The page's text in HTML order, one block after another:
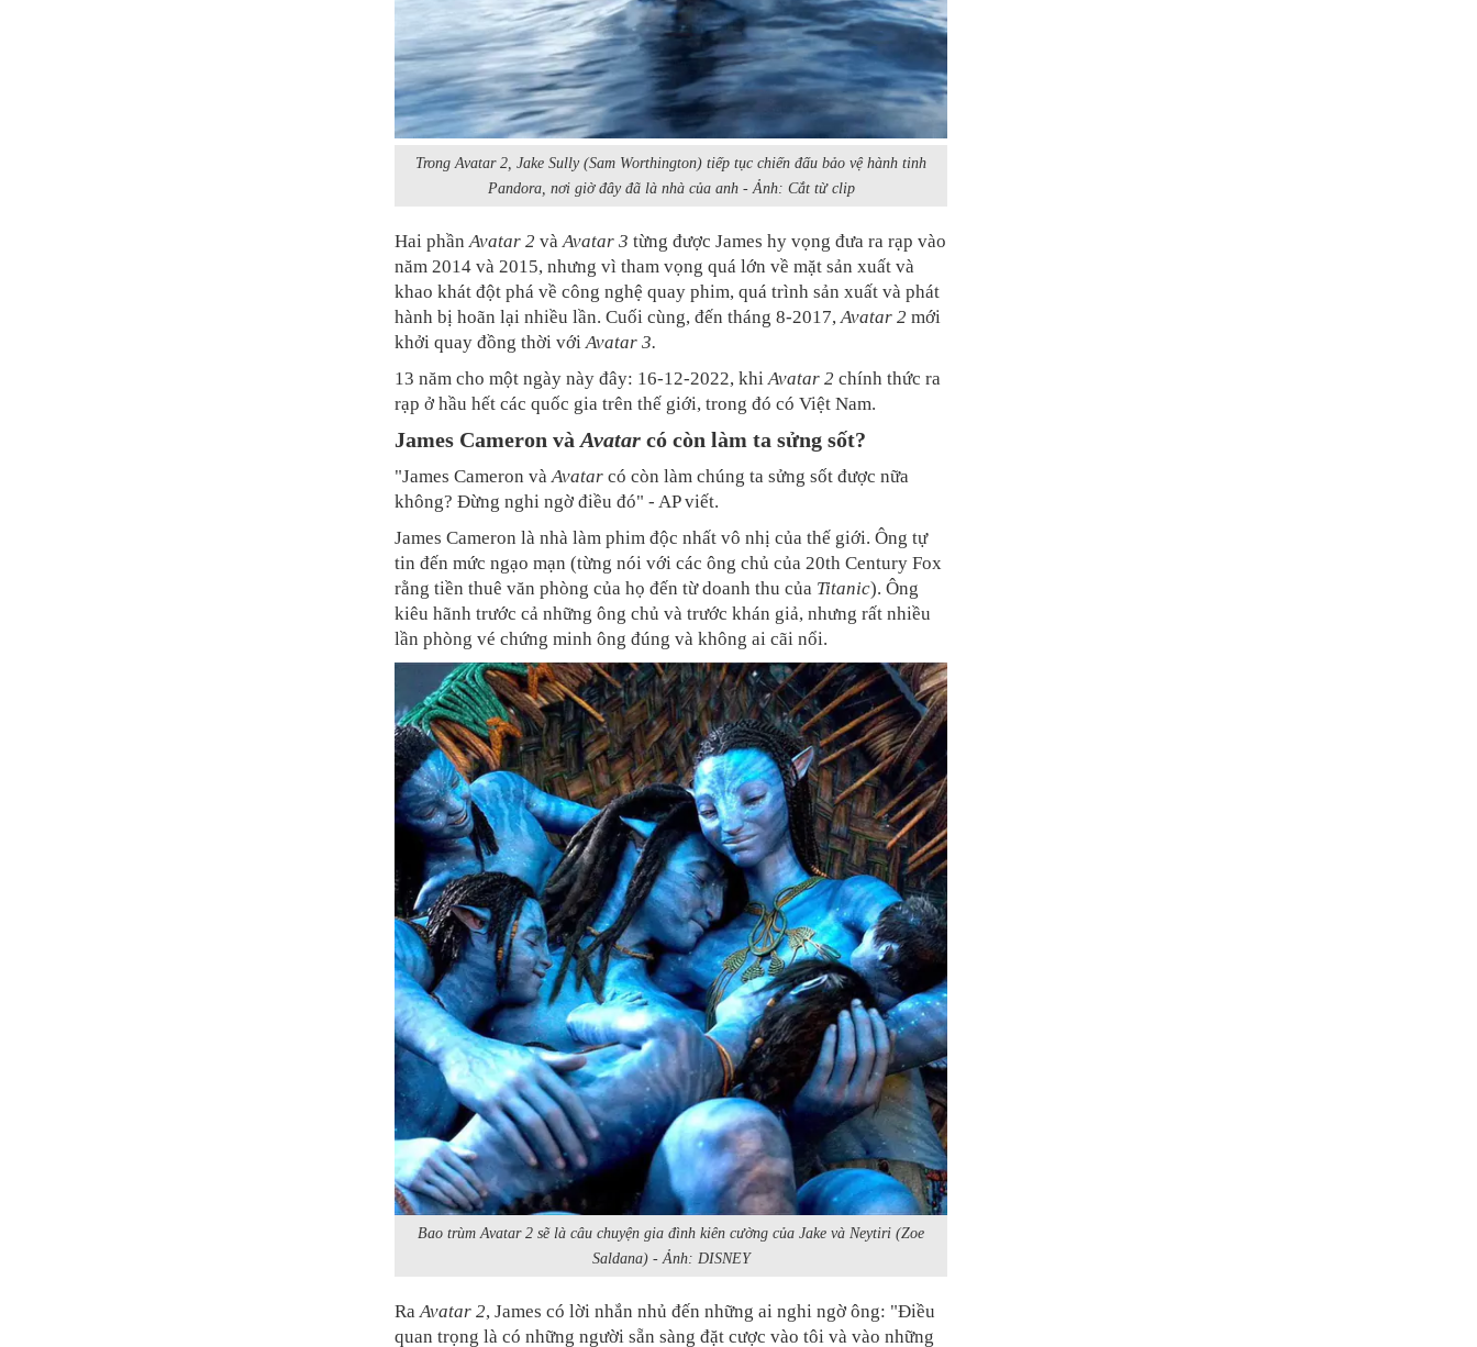
Trong Avatar 2, Jake Sully (Sam Worthington) tiếp tục chiến đấu bảo vệ hành tinh
Pandora, nơi giờ đây đã là nhà của anh - Ảnh: Cắt từ clip
Hai phầnAvatar 2 vàAvatar 3 từng được James hy vọng đưa ra rạp vào
năm 2014 và 2015, nhưng vì tham vọng quá lớn về mặt sản xuất và
khao khát đột phá về công nghệ quay phim, quá trình sản xuất và phát
hành bị hoãn lại nhiều lần. Cuối cùng, đến tháng 8-2017,Avatar 2 mới
khởi quay đồng thời vớiAvatar 3.
13 năm cho một ngày này đây: 16-12-2022, khiAvatar 2 chính thức ra
rạp ở hầu hết các quốc gia trên thế giới, trong đó có Việt Nam.
James Cameron và Avatar có còn làm ta sửng sốt?
"James Cameron vàAvatar có còn làm chúng ta sửng sốt được nữa
không? Đừng nghi ngờ điều đó" - AP viết.
James Cameron là nhà làm phim độc nhất vô nhị của thế giới. Ông tự
tin đến mức ngạo mạn (từng nói với các ông chủ của 20th Century Fox
rằng tiền thuê văn phòng của họ đến từ doanh thu của Titanic). Ông
kiêu hãnh trước cả những ông chủ và trước khán giả, nhưng rất nhiều
lần phòng vé chứng minh ông đúng và không ai cãi nổi.
Bao trùm Avatar 2 sẽ là câu chuyện gia đình kiên cường của Jake và Neytiri (Zoe
Saldana) - Ảnh: DISNEY
RaAvatar 2, James có lời nhắn nhủ đến những ai nghi ngờ ông: "Điều
quan trọng là có những người sẵn sàng đặt cược vào tôi và vào những